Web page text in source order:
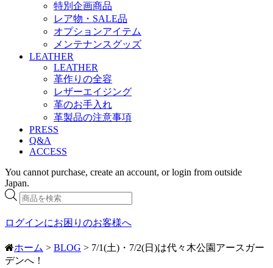
特別企画商品
レア物・SALE品
オプションアイテム
メンテナンスグッズ
LEATHER
LEATHER
革作りの全容
レザーエイジング
革のお手入れ
革製品の注意事項
PRESS
Q&A
ACCESS
You cannot purchase, create an account, or login from outside
Japan.
商
品
検
ログインにお困りのお客様へ
ホーム > BLOG > 7/1(土)・7/2(日)は代々木公園アースガー
デンへ！